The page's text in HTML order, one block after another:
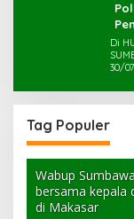
Di
30/
Tag Populer
Wabup
bersama kepala
di Makasar